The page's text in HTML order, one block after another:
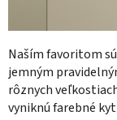
Naším favoritom
jemným
rôznych
vyniknú farebné